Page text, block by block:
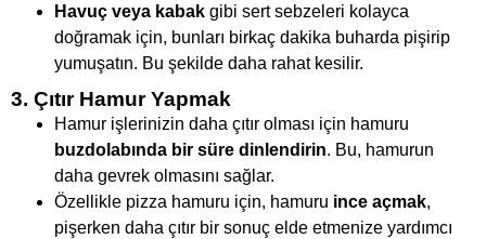
Havuç veya kabak gibi sert sebzeleri kolayca
doğramak için, bunları birkaç dakika buharda pişirip
yumuşatın. Bu şekilde daha rahat kesilir.
3. Çıtır Hamur Yapmak
Hamur işlerinizin daha çıtır olması için hamuru
buzdolabında bir süre dinlendirin. Bu, hamurun
daha gevrek olmasını sağlar.
Özellikle pizza hamuru için, hamuru ince açmak,
pişerken daha çıtır bir sonuç elde etmenize yardımcı